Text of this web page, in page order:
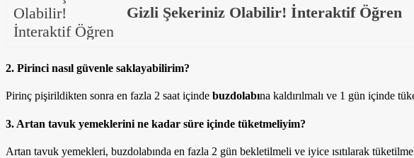
Gizli Şekeriniz Olabilir! İnteraktif Öğren
2. Pirinci nasıl güvenle saklayabilirim?
Pirinç pişirildikten sonra en fazla 2 saat içinde buzdolabına kaldırılmalı ve 1 gün içinde
3. Artan tavuk yemeklerini ne kadar süre içinde tüketmeliyim?
Artan tavuk yemekleri, buzdolabında en fazla 2 gün bekletilmeli ve iyice ısıtılarak